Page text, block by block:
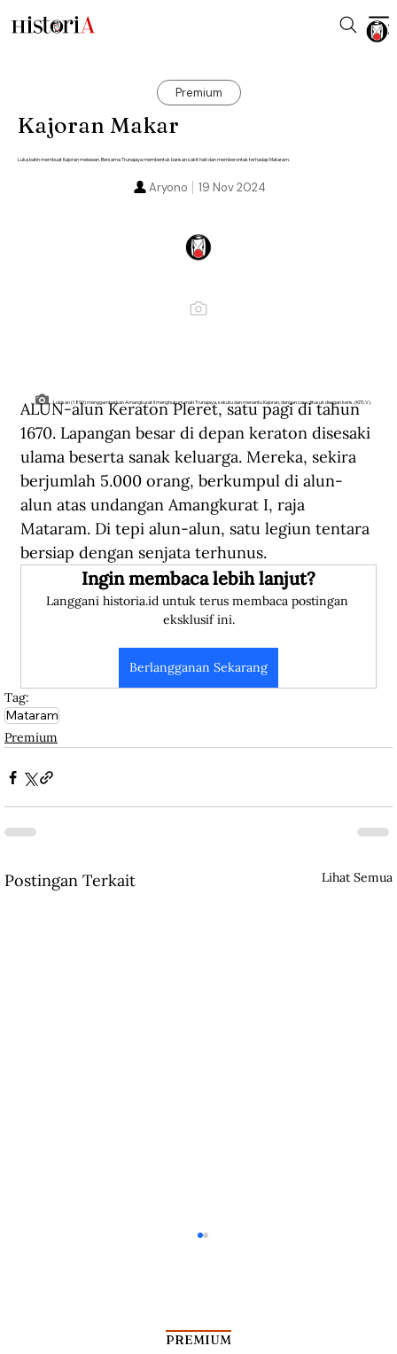
Premium
Kajoran Makar
Luka batin membuat Kajoran melawan. Bersama Trunajaya membentuk barisan sakit hati dan memberontak terhadap Mataram.
19 Nov 2024
Aryono
Lukisan (1890) menggambarkan Amangkurat II menghukum mati Trunajaya, sekutu dan menantu Kajoran, dengan cara ditusuk dengan keris. (KITLV).
ALUN-alun Keraton Pleret, satu pagi di tahun
1670. Lapangan besar di depan keraton disesaki
ulama beserta sanak keluarga. Mereka, sekira
berjumlah 5.000 orang, berkumpul di alun-
alun atas undangan Amangkurat I, raja
Mataram. Di tepi alun-alun, satu legiun tentara
bersiap dengan senjata terhunus.
Ingin membaca lebih lanjut?
Langgani historia.id untuk terus membaca postingan
eksklusif ini.
Berlangganan Sekarang
Tag:
Mataram
Premium
Postingan Terkait Lihat Semua
PREMIUM